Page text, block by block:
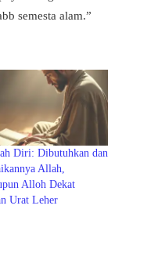
semesta alam.”
Diri: Dibutuhkan dan
Allah,
Alloh Dekat
Urat Leher